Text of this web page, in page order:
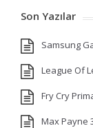
Son Yazılar
Samsung
League Of
Fry Cry
Max Payne